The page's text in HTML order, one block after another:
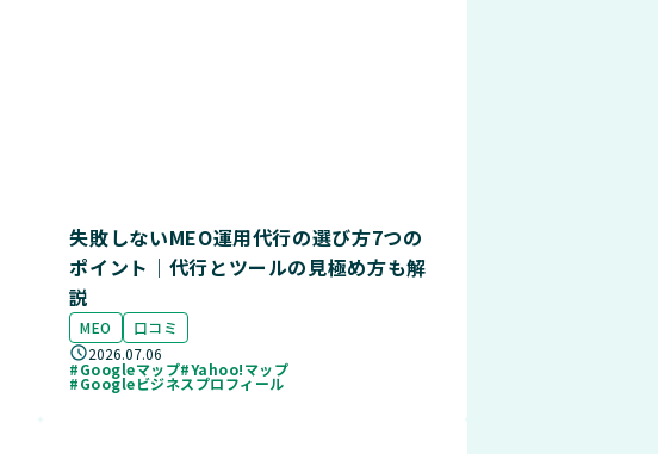
失敗しないMEO運用代行の選び方7つの
ポイント｜代行とツールの見極め方も解
説
MEO
口コミ
2026.07.06
#Googleマップ#Yahoo!マップ
#Googleビジネスプロフィール